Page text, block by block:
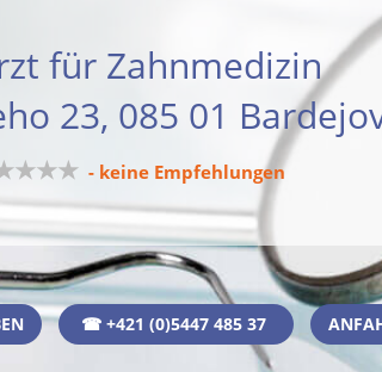
für Zahnmedizin
23, 085 01
- keine Empfehlungen
☎ +421 (0)5447 485 37